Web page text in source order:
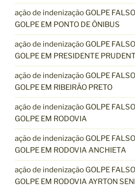
ação de indenização GOLPE
GOLPE EM PONTO DE ÔNIBUS
ação de indenização GOLPE
GOLPE EM PRESIDENTE
ação de indenização GOLPE
GOLPE EM RIBEIRÃO PRETO
ação de indenização GOLPE
GOLPE EM RODOVIA
ação de indenização GOLPE
GOLPE EM RODOVIA ANCHIETA
ação de indenização GOLPE
GOLPE EM RODOVIA AYRTON